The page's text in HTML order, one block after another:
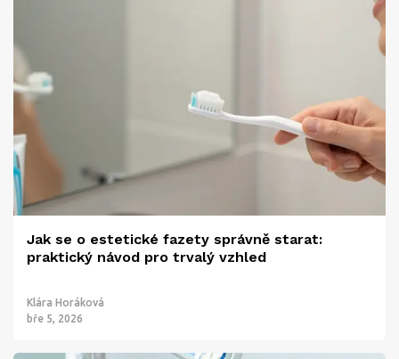
Jak se o estetické fazety správně starat:
praktický návod pro trvalý vzhled
Klára Horáková
bře 5, 2026